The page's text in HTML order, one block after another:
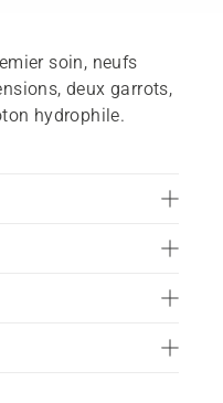
soin, neufs
deux garrots,
hydrophile.